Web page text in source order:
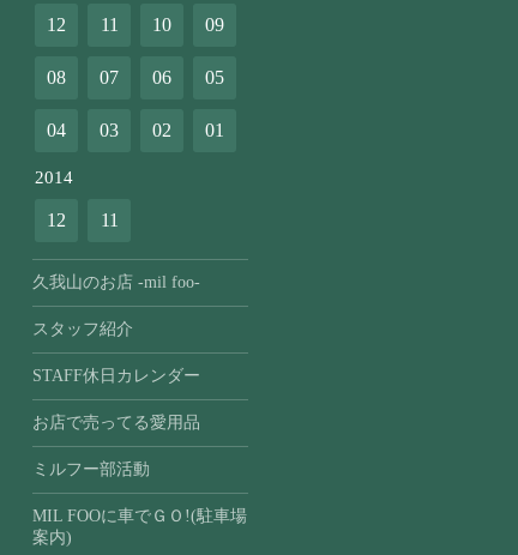
12 11 10 09
08 07 06 05
04 03 02 01
2014
12 11
久我山のお店 -mil foo-
スタッフ紹介
STAFF休日カレンダー
お店で売ってる愛用品
ミルフー部活動
MIL FOOに車でＧＯ!(駐車場
案内)